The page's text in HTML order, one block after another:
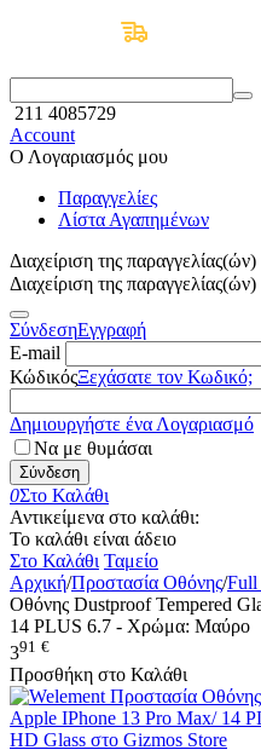
211 4085729
Account
Ο Λογαριασμός μου
Παραγγελίες
Λίστα Αγαπημένων
Διαχείριση της
Διαχείριση της
ΣύνδεσηΕγγραφή
E-mail
ΚώδικόςΞεχάσατε τον Κωδικό;
Δημιουργήστε ένα Λογαριασμό
Να με θυμάσαι
Σύνδεση
0Στο Καλάθι
Αντικείμενα στο καλάθι:
Το καλάθι είναι άδειο
Στο Καλάθι Ταμείο
Αρχική/Προστασία Οθόνης/Full
Οθόνης Dustproof Tempered
14 PLUS 6.7 - Χρώμα: Μαύρο
391 €
Προσθήκη στο Καλάθι